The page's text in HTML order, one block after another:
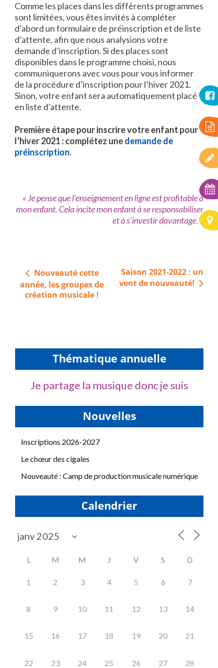
Comme les places dans les différents programmes
sont limitées, vous êtes invités à compléter
d’abord un formulaire de préinscription et de liste
d’attente, afin que nous analysions votre
demande d’inscription. Si des places sont
disponibles dans le programme choisi, nous
communiquerons avec vous pour vous informer
de la procédure d’inscription pour l’hiver 2021.
Sinon, votre enfant sera automatiquement placé
en liste d’attente.
Première étape pour inscrire votre enfant pour
l’hiver 2021 : complétez unedemande de
préinscription.
« Je pense que l’enseignement en ligne est profitable à
mon enfant. Cela incite mon enfant à se responsabiliser
et à s’investir davantage. »
Navigation
de
l’article
Nouveauté cette
année, les groupes de
création musicale !
Saison 2021-2022 : un
vent de nouveauté!
Thématique annuelle
Je partage la musique donc je suis
Nouvelles
Inscriptions 2026-2027
Le chœur des cigales
Nouveauté : Camp de production musicale numérique
Calendrier
L M M J V S D
1 2 3 4 5 6 7
8 9 10 11 12 13 14
15 16 17 18 19 20 21
22 23 24 25 26 27 28